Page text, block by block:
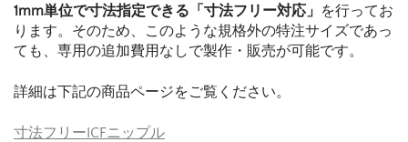
1mm単位で寸法指定できる「寸法フリー対応」 を行ってお
ります。そのため、このような規格外の特注サイズであっ
ても、専用の追加費用なしで製作・販売が可能です。
詳細は下記の商品ページをご覧ください。
寸法フリーICFニップル